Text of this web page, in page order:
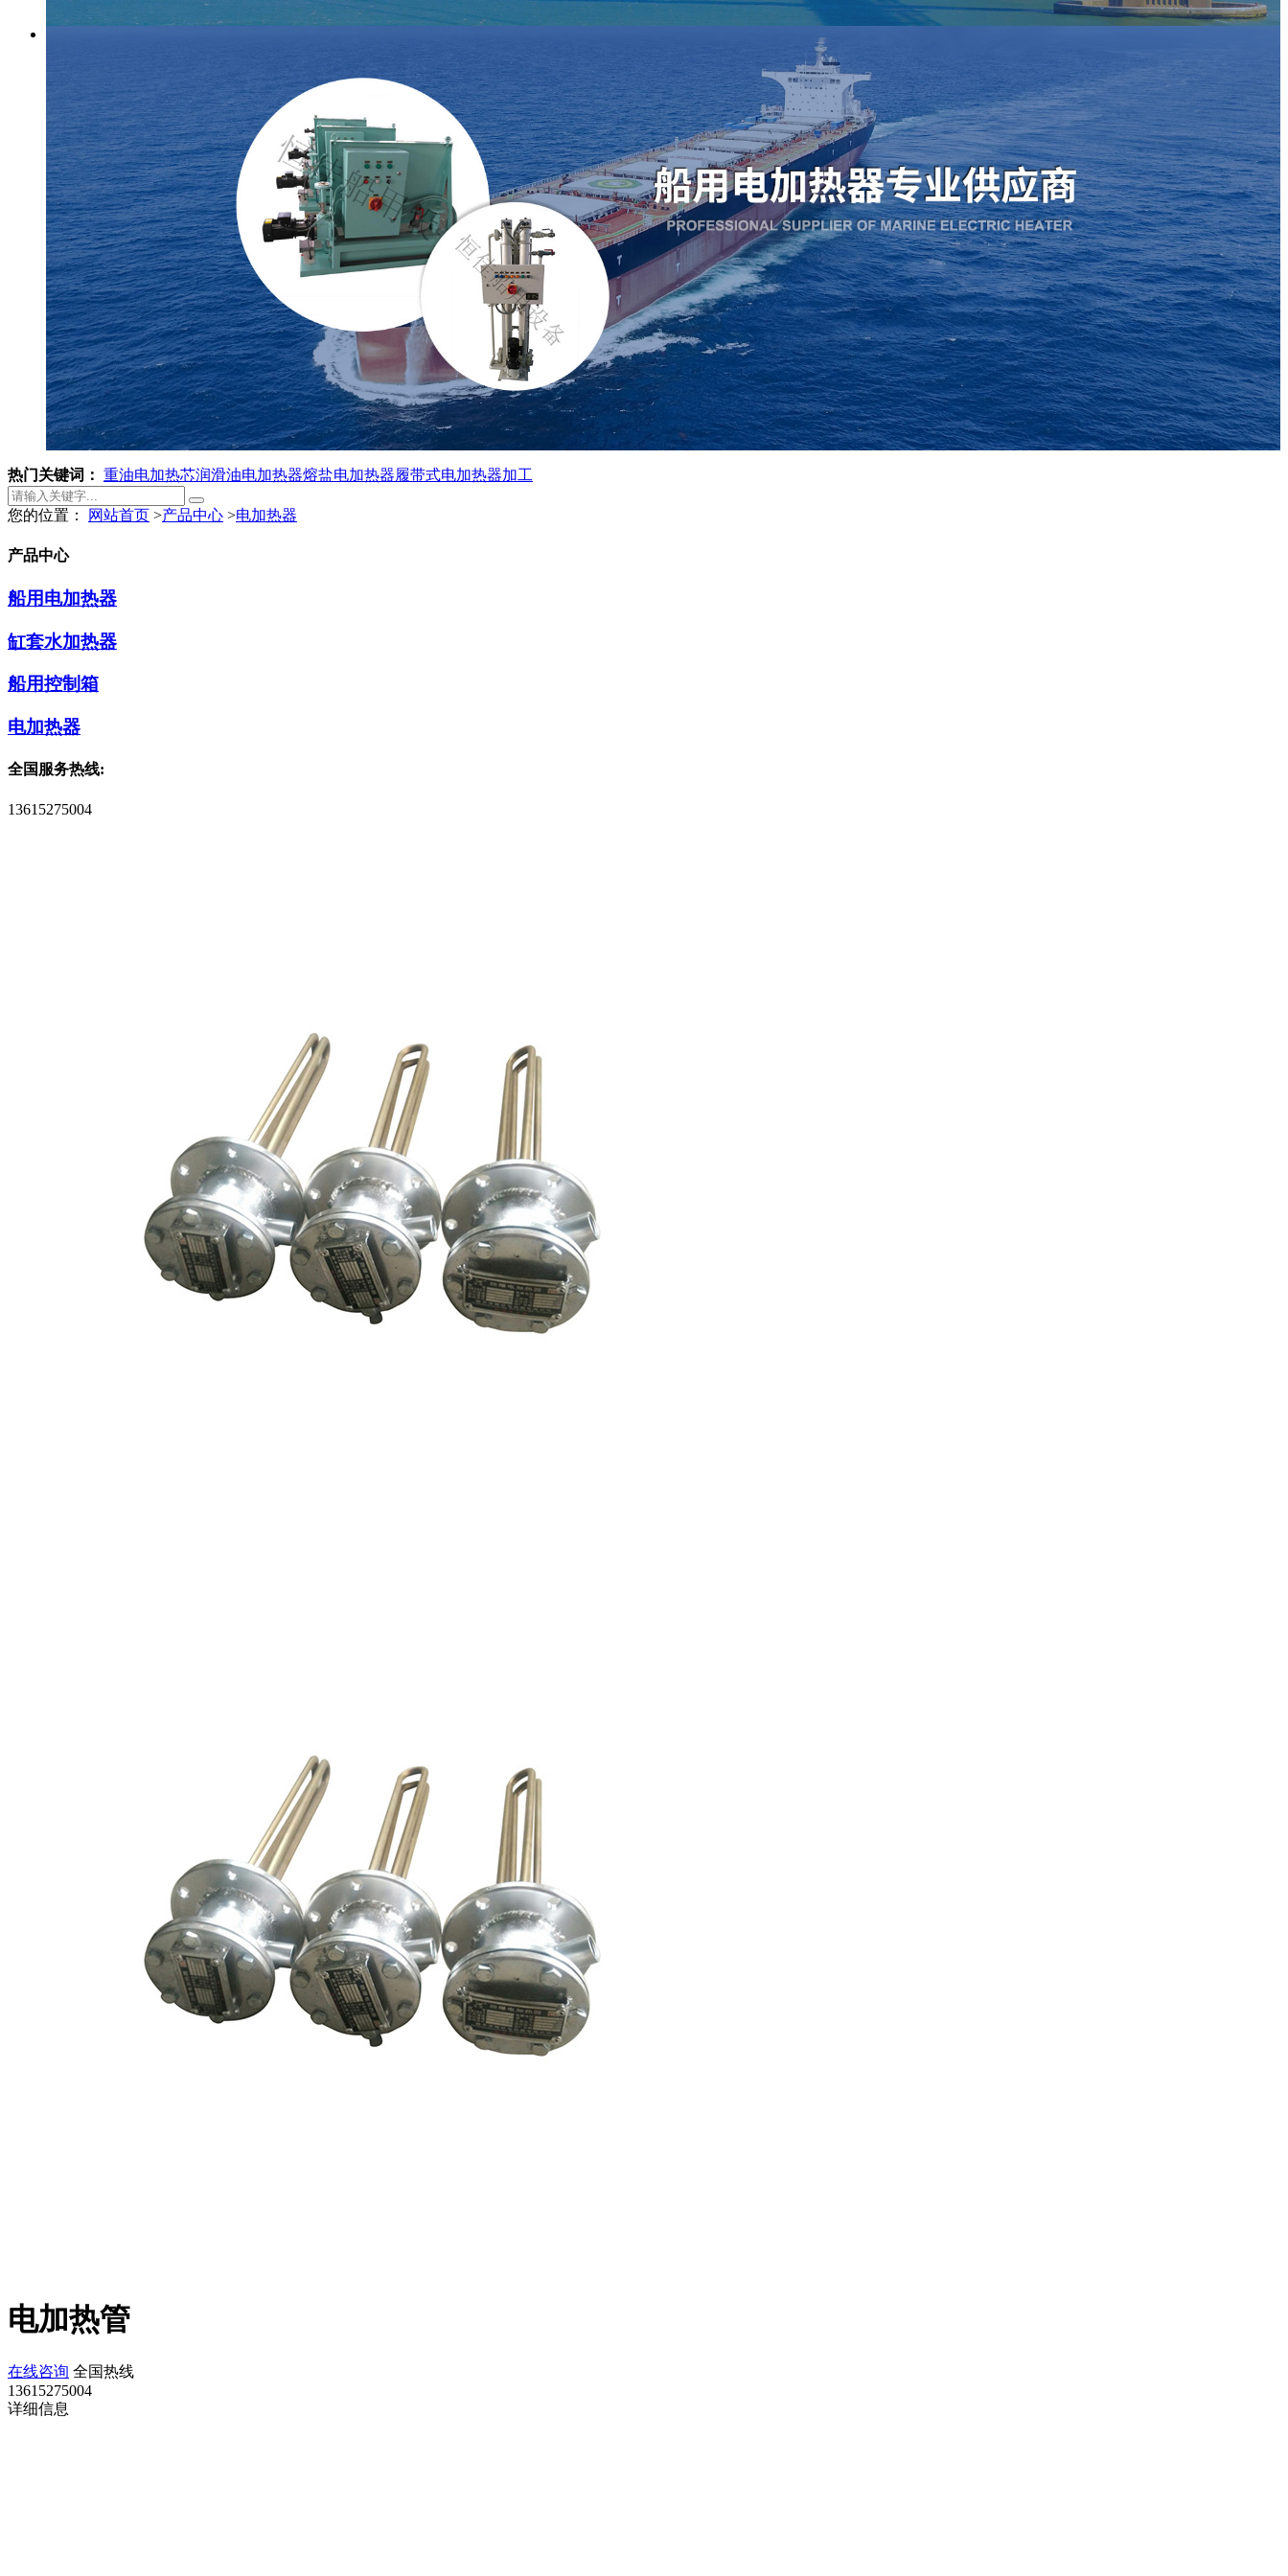
热门关键词： 重油电加热芯润滑油电加热器熔盐电加热器履带式电加热器加工
您的位置： 网站首页 >产品中心 >电加热器
产品中心
船用电加热器
缸套水加热器
船用控制箱
电加热器
全国服务热线:
13615275004
电加热管
在线咨询 全国热线
13615275004
详细信息